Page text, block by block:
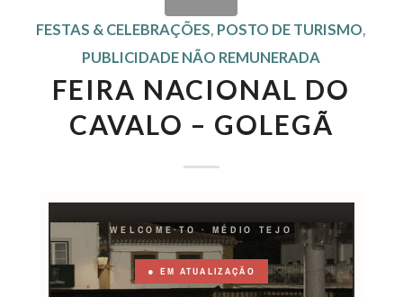
FESTAS & CELEBRAÇÕES, POSTO DE TURISMO,
PUBLICIDADE NÃO REMUNERADA
FEIRA NACIONAL DO
CAVALO – GOLEGÃ
WELCOME·TO · MÉDIO TEJO
● EM ATUALIZAÇÃO